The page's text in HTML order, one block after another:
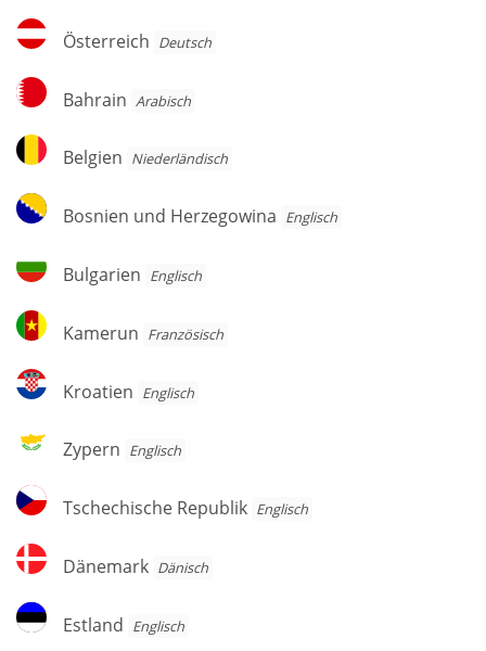
Österreich
Österreich Deutsch
Bahrain
Bahrain Arabisch
Belgien
Belgien Niederländisch
Bosnien
und
Bosnien und Herzegowina Englisch
Bulgarien
Bulgarien Englisch
Kamerun
Kamerun Französisch
Kroatien
Kroatien Englisch
Zypern
Zypern Englisch
Tschechische
Republik
Tschechische Republik Englisch
Dänemark
Dänemark Dänisch
Estland
Estland Englisch